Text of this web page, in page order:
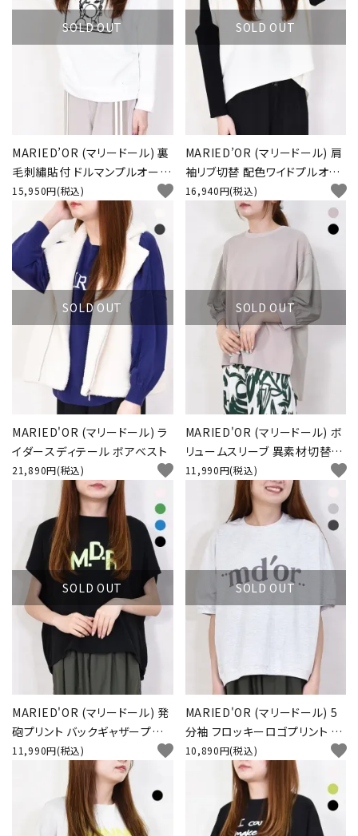
SOLD OUT
MARIED’OR (マリードール) 裏
毛刺繡貼付 ドルマンプルオーバ
ー
15,950円(税込) favorite
SOLD OUT
MARIED’OR (マリードール) 肩
袖リブ切替 配色ワイドプルオー
バー
16,940円(税込) favorite
SOLD OUT
MARIED'OR (マリードール) ラ
イダースディテール ボアベスト
21,890円(税込) favorite
SOLD OUT
MARIED'OR (マリードール) ボ
リュームスリーブ 異素材切替プ
ルオーバー
11,990円(税込) favorite
SOLD OUT
MARIED'OR (マリードール) 発
砲プリント バックギャザープル
オーバー
11,990円(税込) favorite
SOLD OUT
MARIED'OR (マリードール) 5
分袖 フロッキーロゴプリント ワ
イドプルオーバー
10,890円(税込) favorite